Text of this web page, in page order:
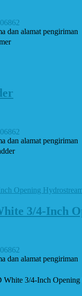
dan alamat pengiriman
dan alamat pengiriman
3/4-Inch
dan alamat pengiriman
White 3/4-Inch